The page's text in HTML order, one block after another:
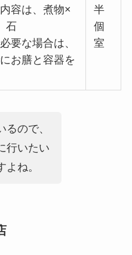
容は、煮物×
石
要な場合は、
お膳と容器を
半
個
室
るので、
行いたい
よね。